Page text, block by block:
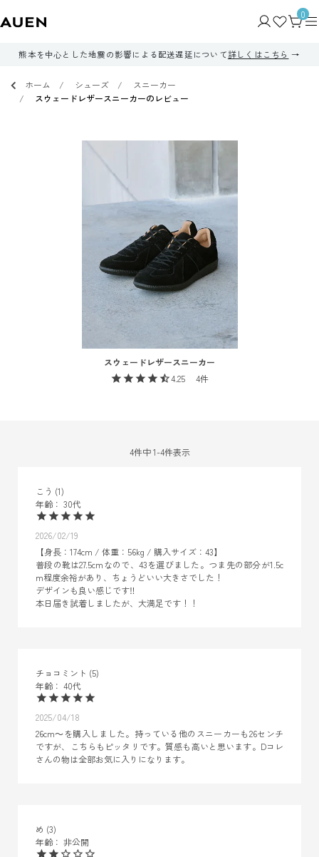
0
熊本を中心とした地震の影響による配送遅延について詳しくはこちら
ホーム シューズ
スニーカー
スウェードレザースニーカーのレビュー
スウェードレザースニーカー
4.25
4
4件中 1-4件表示
こう 1
30代
2026/02/19
【身長：174cm / 体重：56kg / 購入サイズ：43】
普段の靴は27.5cmなので、43を選びました。つま先の部分が1.5c
m程度余裕があり、ちょうどいい大きさでした！
デザインも良い感じです‼️
本日届き試着しましたが、大満足です！！
チョコミント 5
40代
2025/04/18
26cm～を購入しました。持っている他のスニーカーも26センチ
ですが、こちらもピッタリです。質感も高いと思います。Dコレ
さんの物は全部お気に入りになります。
め 3
非公開